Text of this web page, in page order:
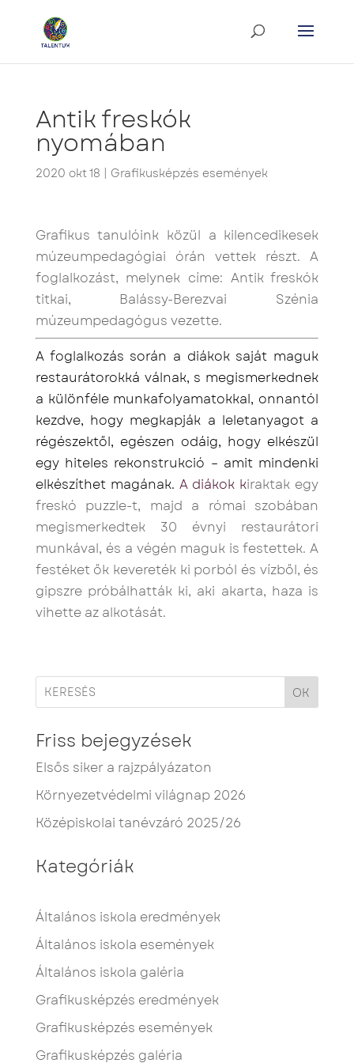
Antik freskók
nyomában
2020 okt 18 Grafikusképzés események
Grafikus tanulóink közül a kilencedikesek
múzeumpedagógiai órán vettek részt. A
foglalkozást, melynek címe: Antik freskók
titkai, Balássy-Berezvai Szénia
múzeumpedagógus vezette.
A foglalkozás során a diákok saját maguk
restaurátorokká válnak, s megismerkednek
a különféle munkafolyamatokkal, onnantól
kezdve, hogy megkapják a leletanyagot a
régészektől, egészen odáig, hogy elkészül
egy hiteles rekonstrukció – amit mindenki
elkészíthet magának. A diákok kiraktak egy
freskó puzzle-t, majd a római szobában
megismerkedtek 30 évnyi restaurátori
munkával, és a végén maguk is festettek. A
festéket ők kevereték ki porból és vízből, és
gipszre próbálhatták ki, aki akarta, haza is
vihette az alkotását.
OK
Friss bejegyzések
Elsős siker a rajzpályázaton
Környezetvédelmi világnap 2026
Középiskolai tanévzáró 2025/26
Kategóriák
Általános iskola eredmények
Általános iskola események
Általános iskola galéria
Grafikusképzés eredmények
Grafikusképzés események
Grafikusképzés galéria